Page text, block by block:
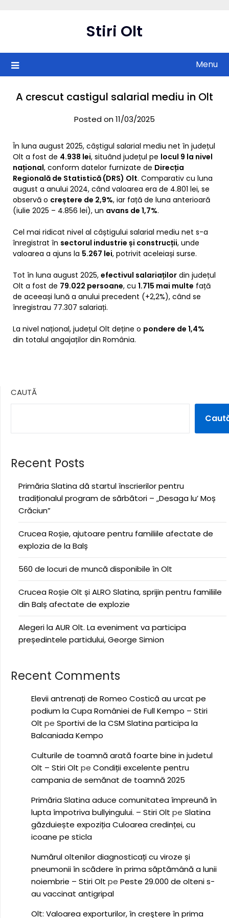
Stiri Olt
Menu
A crescut castigul salarial mediu in Olt
Posted on 11/03/2025
În luna august 2025, câștigul salarial mediu net în județul
Olt a fost de 4.938 lei, situând județul pe locul 9 la nivel
național, conform datelor furnizate de Direcția
Regională de Statistică (DRS) Olt. Comparativ cu luna
august a anului 2024, când valoarea era de 4.801 lei, se
observă o creștere de 2,9%, iar față de luna anterioară
(iulie 2025 – 4.856 lei), un avans de 1,7%.
Cel mai ridicat nivel al câștigului salarial mediu net s-a
înregistrat în sectorul industrie și construcții, unde
valoarea a ajuns la 5.267 lei, potrivit aceleiași surse.
Tot în luna august 2025, efectivul salariaților din județul
Olt a fost de 79.022 persoane, cu 1.715 mai multe față
de aceeași lună a anului precedent (+2,2%), când se
înregistrau 77.307 salariați.
La nivel național, județul Olt deține o pondere de 1,4%
din totalul angajaților din România.
CAUTĂ
Recent Posts
Primăria Slatina dă startul înscrierilor pentru
tradiționalul program de sărbători – „Desaga lu’ Moș
Crăciun”
Crucea Roșie, ajutoare pentru familiile afectate de
explozia de la Balș
560 de locuri de muncă disponibile în Olt
Crucea Roșie Olt și ALRO Slatina, sprijin pentru familiile
din Balș afectate de explozie
Alegeri la AUR Olt. La eveniment va participa
președintele partidului, George Simion
Recent Comments
Elevii antrenați de Romeo Costică au urcat pe
podium la Cupa României de Full Kempo – Stiri
Olt pe Sportivi de la CSM Slatina participa la
Balcaniada Kempo
Culturile de toamnă arată foarte bine in judetul
Olt – Stiri Olt pe Condiții excelente pentru
campania de semănat de toamnă 2025
Primăria Slatina aduce comunitatea împreună în
lupta împotriva bullyingului. – Stiri Olt pe Slatina
găzduiește expoziția Culoarea credinței, cu
icoane pe sticla
Numărul oltenilor diagnosticați cu viroze și
pneumonii în scădere în prima săptămână a lunii
noiembrie – Stiri Olt pe Peste 29.000 de olteni s-
au vaccinat antigripal
Olt: Valoarea exporturilor, în creştere în prima